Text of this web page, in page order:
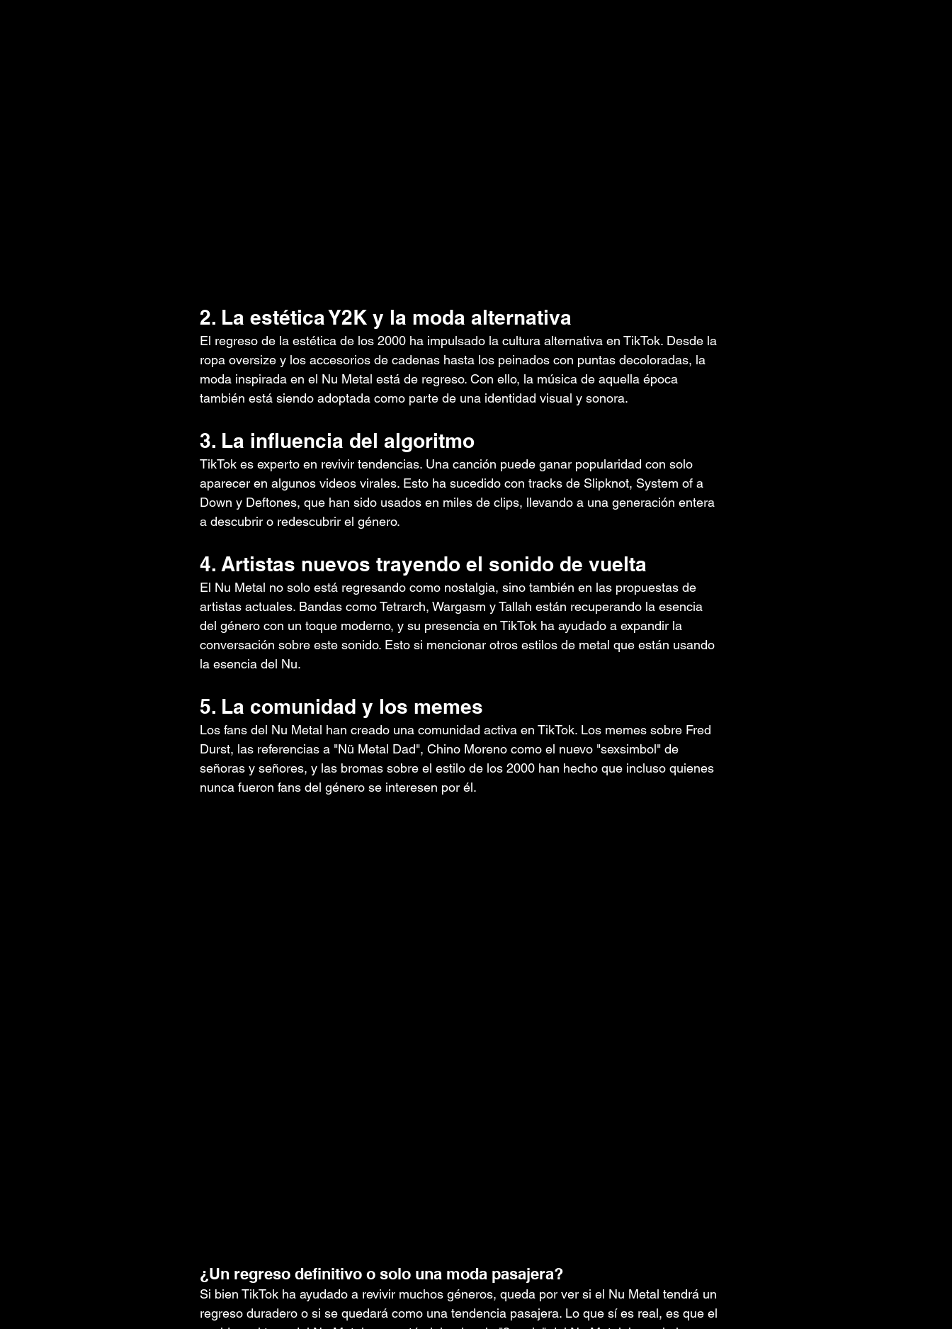
2. La estética Y2K y la moda alternativa
El regreso de la estética de los 2000 ha impulsado la cultura alternativa en TikTok. Desde la
ropa oversize y los accesorios de cadenas hasta los peinados con puntas decoloradas, la
moda inspirada en el Nu Metal está de regreso. Con ello, la música de aquella época
también está siendo adoptada como parte de una identidad visual y sonora.
3. La influencia del algoritmo
TikTok es experto en revivir tendencias. Una canción puede ganar popularidad con solo
aparecer en algunos videos virales. Esto ha sucedido con tracks de Slipknot, System of a
Down y Deftones, que han sido usados en miles de clips, llevando a una generación entera
a descubrir o redescubrir el género.
4. Artistas nuevos trayendo el sonido de vuelta
El Nu Metal no solo está regresando como nostalgia, sino también en las propuestas de
artistas actuales. Bandas como Tetrarch, Wargasm y Tallah están recuperando la esencia
del género con un toque moderno, y su presencia en TikTok ha ayudado a expandir la
conversación sobre este sonido. Esto si mencionar otros estilos de metal que están usando
la esencia del Nu.
5. La comunidad y los memes
Los fans del Nu Metal han creado una comunidad activa en TikTok. Los memes sobre Fred
Durst, las referencias a "Nü Metal Dad", Chino Moreno como el nuevo "sexsimbol" de
señoras y señores, y las bromas sobre el estilo de los 2000 han hecho que incluso quienes
nunca fueron fans del género se interesen por él.
¿Un regreso definitivo o solo una moda pasajera?
Si bien TikTok ha ayudado a revivir muchos géneros, queda por ver si el Nu Metal tendrá un
regreso duradero o si se quedará como una tendencia pasajera. Lo que sí es real, es que el